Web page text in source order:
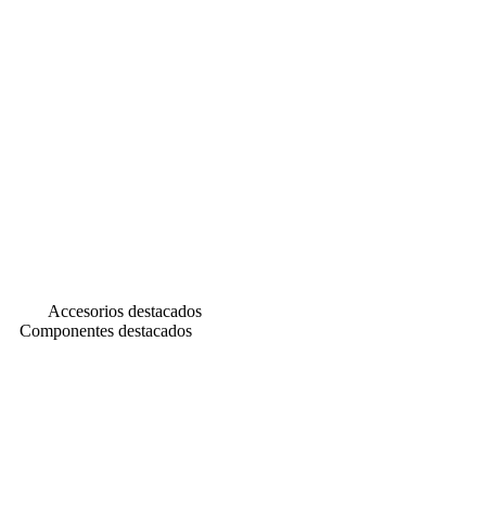
Accesorios destacados
Componentes destacados